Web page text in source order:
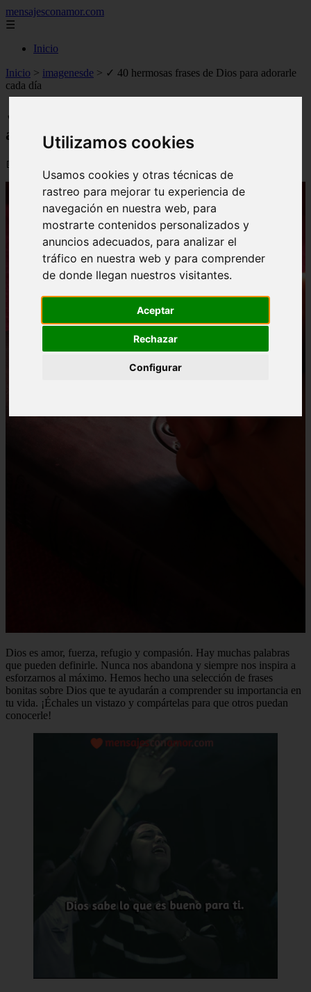
Utilizamos cookies
Usamos cookies y otras técnicas de
rastreo para mejorar tu experiencia de
navegación en nuestra web, para
mostrarte contenidos personalizados y
anuncios adecuados, para analizar el
tráfico en nuestra web y para comprender
de donde llegan nuestros visitantes.
Aceptar
Rechazar
Configurar
mensajesconamor.com
☰
Inicio
Inicio > imagenesde > ✓ 40 hermosas frases de Dios para adorarle
cada día
✓ 40 hermosas frases de Dios para
adorarle cada día
📅 09/09/2025
Dios es amor, fuerza, refugio y compasión. Hay muchas palabras
que pueden definirle. Nunca nos abandona y siempre nos inspira a
esforzarnos al máximo. Hemos hecho una selección de frases
bonitas sobre Dios que te ayudarán a comprender su importancia en
tu vida. ¡Échales un vistazo y compártelas para que otros puedan
conocerle!